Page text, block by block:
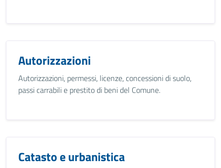
Autorizzazioni
Autorizzazioni, permessi, licenze, concessioni di suolo,
passi carrabili e prestito di beni del Comune.
Catasto e urbanistica